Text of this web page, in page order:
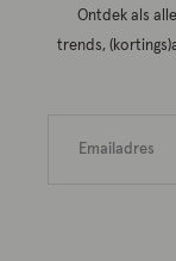
Ontdek als
trends,